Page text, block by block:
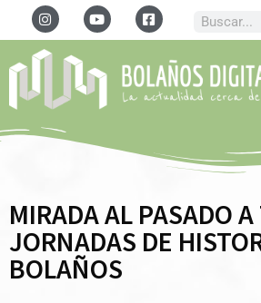
MIRADA AL PASADO A
JORNADAS DE
BOLAÑOS